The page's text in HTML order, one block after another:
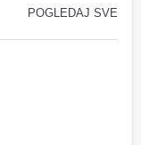
POGLEDAJ SVE